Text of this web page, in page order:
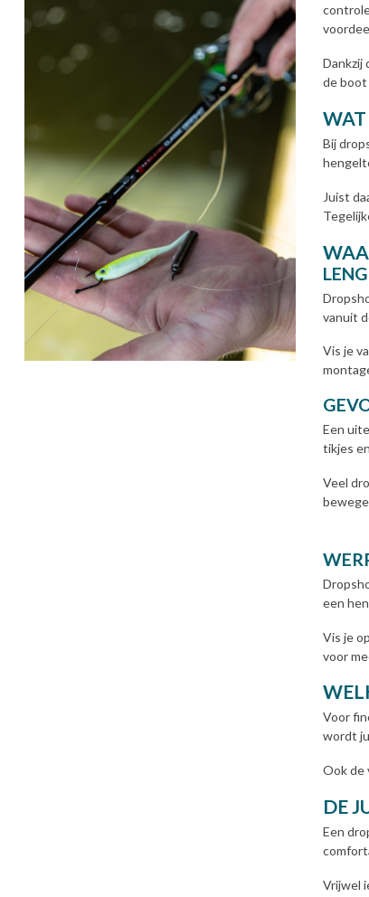
Dankzij
de boot
WAT
Bij
Juist
vanuit
Vis je
Een
tikjes
Veel
een
Vis je
voor
Voor
wordt
Ook de
DE
Een
Vrijwel